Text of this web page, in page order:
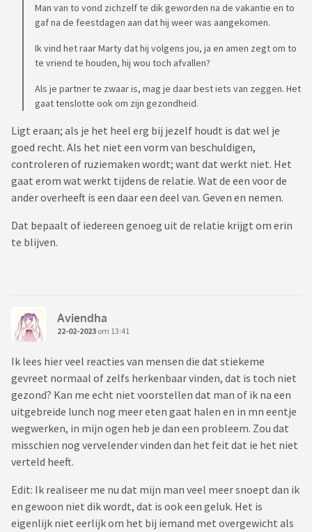
Man van to vond zichzelf te dik geworden na de vakantie en to
gaf na de feestdagen aan dat hij weer was aangekomen.
Ik vind het raar Marty dat hij volgens jou, ja en amen zegt om to
te vriend te houden, hij wou toch afvallen?
Als je partner te zwaar is, mag je daar best iets van zeggen. Het
gaat tenslotte ook om zijn gezondheid.
Ligt eraan; als je het heel erg bij jezelf houdt is dat wel je
goed recht. Als het niet een vorm van beschuldigen,
controleren of ruziemaken wordt; want dat werkt niet. Het
gaat erom wat werkt tijdens de relatie. Wat de een voor de
ander overheeft is een daar een deel van. Geven en nemen.
Dat bepaalt of iedereen genoeg uit de relatie krijgt om erin
te blijven.
Aviendha
22-02-2023 om 13:41
Ik lees hier veel reacties van mensen die dat stiekeme
gevreet normaal of zelfs herkenbaar vinden, dat is toch niet
gezond? Kan me echt niet voorstellen dat man of ik na een
uitgebreide lunch nog meer eten gaat halen en in mn eentje
wegwerken, in mijn ogen heb je dan een probleem. Zou dat
misschien nog vervelender vinden dan het feit dat ie het niet
verteld heeft.
Edit: Ik realiseer me nu dat mijn man veel meer snoept dan ik
en gewoon niet dik wordt, dat is ook een geluk. Het is
eigenlijk niet eerlijk om het bij iemand met overgewicht als